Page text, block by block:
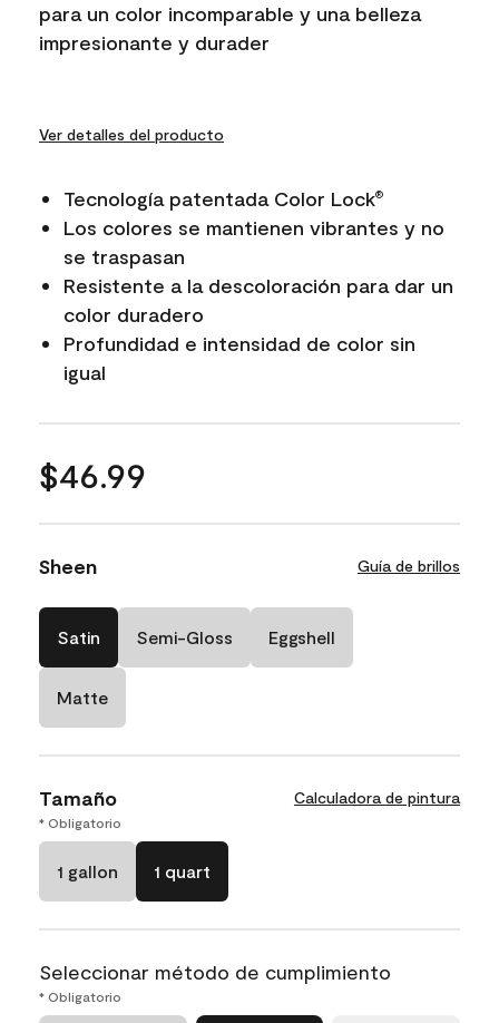
para un color incomparable y una belleza
impresionante y durader
Ver detalles del producto
Tecnología patentada Color Lock®
Los colores se mantienen vibrantes y no
se traspasan
Resistente a la descoloración para dar un
color duradero
Profundidad e intensidad de color sin
igual
$46.99
Sheen Guía de brillos
Satin Semi-Gloss Eggshell
Matte
Tamaño Calculadora de pintura
* Obligatorio
1 gallon 1 quart
Seleccionar método de cumplimiento
* Obligatorio